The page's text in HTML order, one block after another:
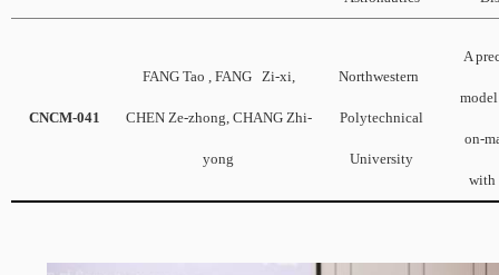
CNCM-041
FANG Tao , FANG Zi-xi,
CHEN Ze-zhong, CHANG Zhi-
yong
Northwestern
Polytechnical
University
A
on-
with